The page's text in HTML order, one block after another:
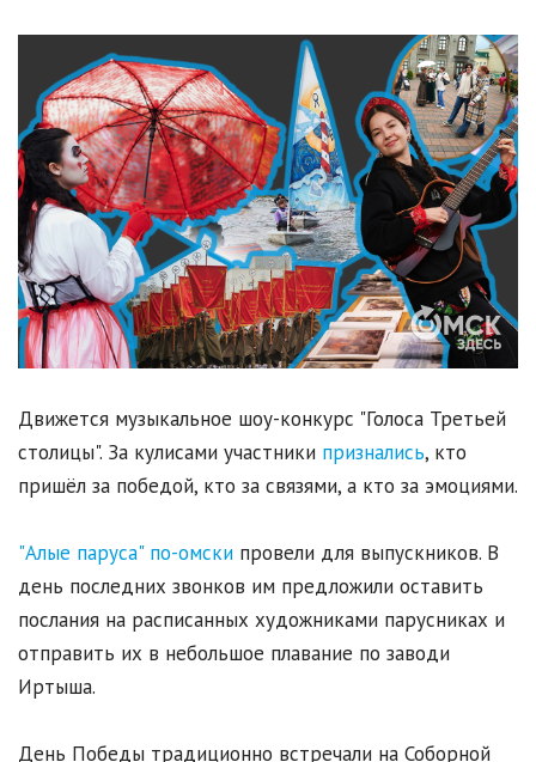
Движется музыкальное шоу-конкурс "Голоса Третьей
столицы". За кулисами участники признались, кто
пришёл за победой, кто за связями, а кто за эмоциями.
"Алые паруса" по-омски провели для выпускников. В
день последних звонков им предложили оставить
послания на расписанных художниками парусниках и
отправить их в небольшое плавание по заводи
Иртыша.
День Победы традиционно встречали на Соборной